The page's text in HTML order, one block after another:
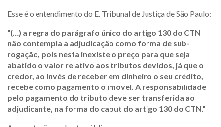
Esse é o entendimento do E. Tribunal de Justiça de São Paulo:
“(…) a regra do parágrafo único do artigo 130 do CTN
não contempla a adjudicação como forma de sub-
rogação, pois nesta inexiste o preço para que seja
abatido o valor relativo aos tributos devidos, já que o
credor, ao invés de receber em dinheiro o seu crédito,
recebe como pagamento o imóvel. A responsabilidade
pelo pagamento do tributo deve ser transferida ao
adjudicante, na forma do caput do artigo 130 do CTN.”